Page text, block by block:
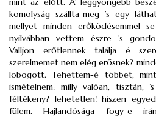
komolyság szállta-meg ’s egy
mellyet minden erőködésemmel
nyilvábban vettem észre ’s
Valljon erőtlennek találja é
szerelmemet nem elég erősnek?
lobogott. Tehettem-é többet,
ismételnem: milly valóan, tisztán,
féltékeny? lehetetlen! hiszen
fülem. Hajlandósága fogy-e